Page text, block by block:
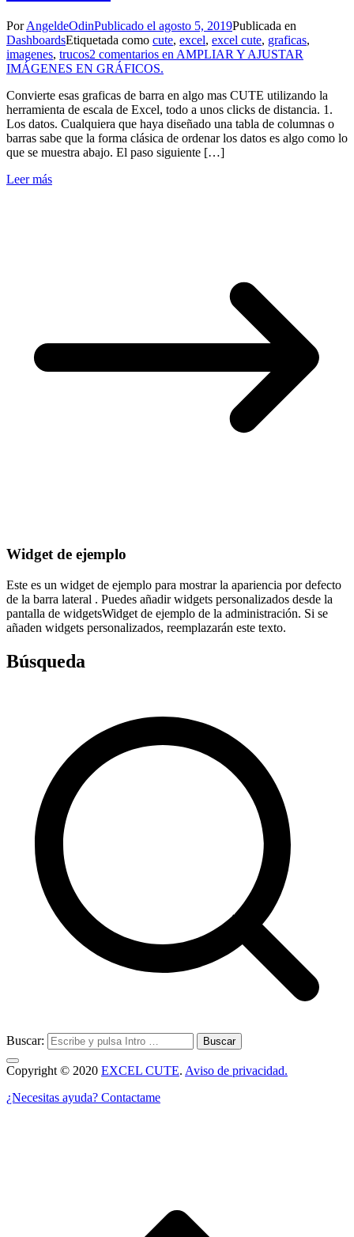
PorAngeldeOdinPublicado el agosto 5, 2019Publicada en
DashboardsEtiquetada como cute, excel, excel cute, graficas,
imagenes, trucos2 comentarios en AMPLIAR Y AJUSTAR
IMÁGENES EN GRÁFICOS.
Convierte esas graficas de barra en algo mas CUTE utilizando la
herramienta de escala de Excel, todo a unos clicks de distancia. 1.
Los datos. Cualquiera que haya diseñado una tabla de columnas o
barras sabe que la forma clásica de ordenar los datos es algo como lo
que se muestra abajo. El paso siguiente […]
Leer más
Widget de ejemplo
Este es un widget de ejemplo para mostrar la apariencia por defecto
de la barra lateral . Puedes añadir widgets personalizados desde la
pantalla de widgetsWidget de ejemplo de la administración. Si se
añaden widgets personalizados, reemplazarán este texto.
Búsqueda
Buscar:
Copyright © 2020 EXCEL CUTE. Aviso de privacidad.
¿Necesitas ayuda? Contactame